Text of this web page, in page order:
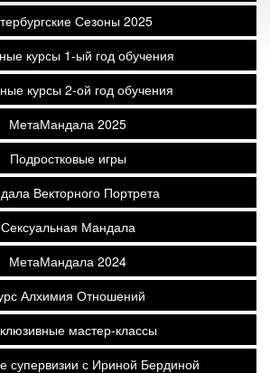
Сезоны 2025
курсы 1-ый год обучения
курсы 2-ой год обучения
МетаМандала 2025
Подростковые игры
Векторного Портрета
Сексуальная Мандала
МетаМандала 2024
Алхимия Отношений
мастер-классы
супервизии с Ириной Бердиной